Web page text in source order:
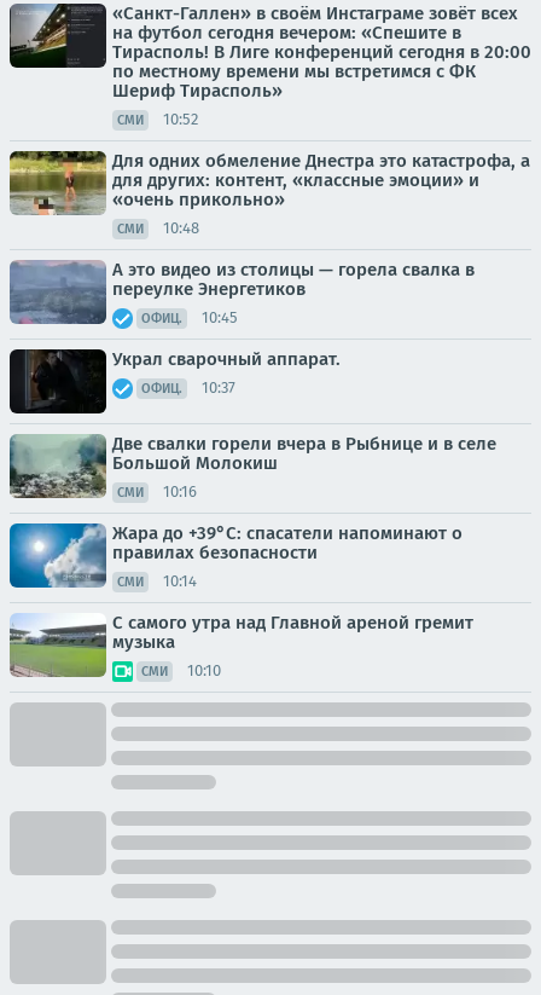
«Санкт-Галлен» в своём Инстаграме зовёт всех
на футбол сегодня вечером: «Спешите в
Тирасполь! В Лиге конференций сегодня в 20:00
по местному времени мы встретимся с ФК
Шериф Тирасполь»
СМИ 10:52
Для одних обмеление Днестра это катастрофа, а
для других: контент, «классные эмоции» и
«очень прикольно»
СМИ 10:48
А это видео из столицы — горела свалка в
переулке Энергетиков
ОФИЦ. 10:45
Украл сварочный аппарат.
ОФИЦ. 10:37
Две свалки горели вчера в Рыбнице и в селе
Большой Молокиш
СМИ 10:16
Жара до +39°С: спасатели напоминают о
правилах безопасности
СМИ 10:14
С самого утра над Главной ареной гремит
музыка
СМИ 10:10